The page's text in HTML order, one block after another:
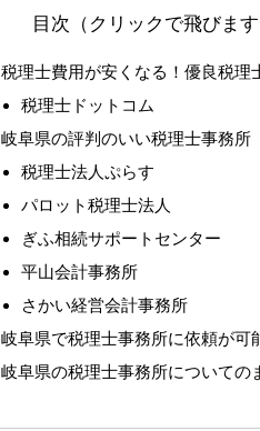
目次（クリックで飛びます
税理士費用が安くなる！優良税理
税理士ドットコム
岐阜県の評判のいい税理士事務所
税理士法人ぷらす
パロット税理士法人
ぎふ相続サポートセンター
平山会計事務所
さかい経営会計事務所
岐阜県で税理士事務所に依頼が可
岐阜県の税理士事務所についての